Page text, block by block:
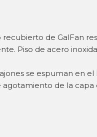
de GalFan
Piso de acero
se espuman en
de la capa